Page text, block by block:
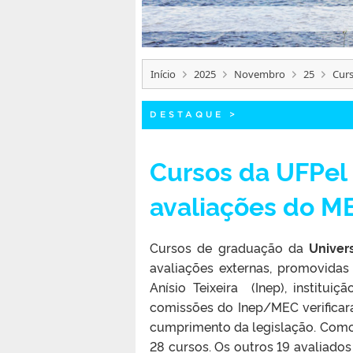
Início 2025 Novembro 25
DESTAQUE >
Cursos da
avaliações do
Cursos de graduação da
avaliações externas,
Anísio Teixeira (Inep),
comissões do Inep/MEC
cumprimento da legislação.
28 cursos. Os outros 19